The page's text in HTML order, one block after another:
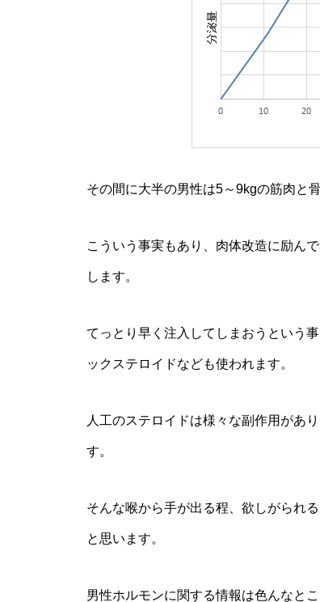
その間に大半の男性は5～9kgの筋肉と
こういう事実もあり、肉体改造に励ん
します。
てっとり早く注入してしまおうという
ックステロイドなども使われます。
人工のステロイドは様々な副作用があ
す。
そんな喉から手が出る程、欲しがられ
と思います。
男性ホルモンに関する情報は色んなと